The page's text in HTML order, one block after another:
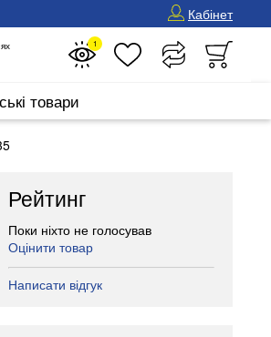
Кабінет
1
товари
Рейтинг
Поки ніхто не голосував
Оцінити товар
Написати відгук